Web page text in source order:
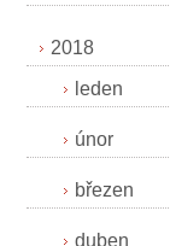
2018
leden
únor
březen
duben